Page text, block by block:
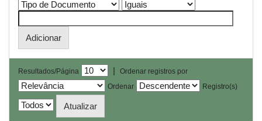
Resultados/Página |
Ordenar registros por
Ordenar
Registro(s)